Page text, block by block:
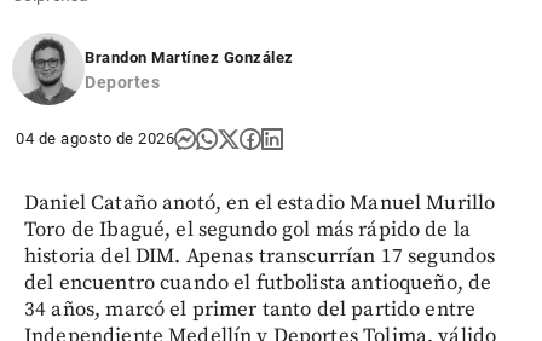
Brandon Martínez González
Deportes
04 de agosto de 2026
Daniel Cataño anotó, en el estadio Manuel Murillo
Toro de Ibagué, el segundo gol más rápido de la
historia del DIM. Apenas transcurrían 17 segundos
del encuentro cuando el futbolista antioqueño, de
34 años, marcó el primer tanto del partido entre